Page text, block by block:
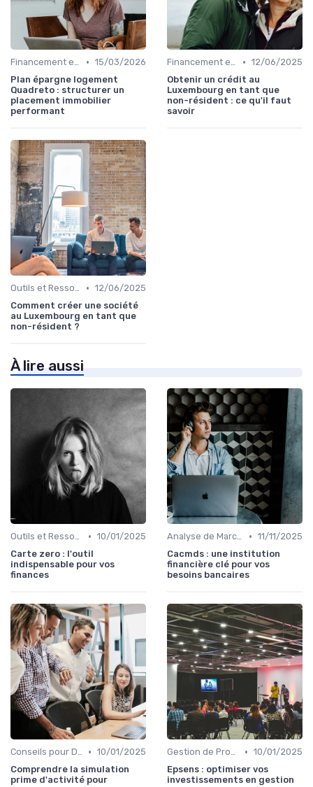
Financement et Prêts Immobiliers • 15/03/2026
Plan épargne logement
Quadreto : structurer un
placement immobilier
performant
Financement et Prêts Immobiliers • 12/06/2025
Obtenir un crédit au
Luxembourg en tant que
non-résident : ce qu'il faut
savoir
Outils et Ressources Financières • 12/06/2025
Comment créer une société
au Luxembourg en tant que
non-résident ?
À lire aussi
Outils et Ressources Financières • 10/01/2025
Carte zero : l'outil
indispensable pour vos
finances
Analyse de Marché • 11/11/2025
Cacmds : une institution
financière clé pour vos
besoins bancaires
Conseils pour Débutants en Investissement • 10/01/2025
Comprendre la simulation
prime d'activité pour
Gestion de Propriété • 10/01/2025
Epsens : optimiser vos
investissements en gestion